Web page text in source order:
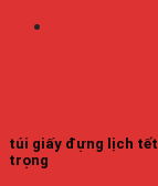
túi giấy đựng lịch
trọng